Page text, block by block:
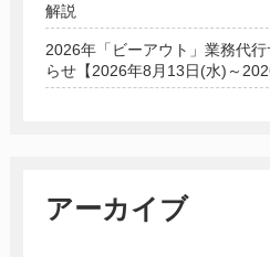
解説
2026年「ビーアウト」業務代
らせ【2026年8月13日(水)～
アーカイブ